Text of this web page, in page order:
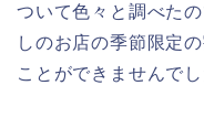
ついて色々と調べた
しのお店の季節限定
ことができませんでし